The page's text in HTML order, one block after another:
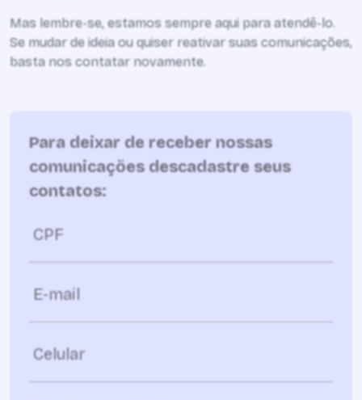
Mas lembre-se, estamos sempre aqui para atendê-lo.
Se mudar de ideia ou quiser reativar suas comunicações,
basta nos contatar novamente.
Para deixar de receber nossas
comunicações descadastre seus
contatos:
CPF
E-mail
Celular